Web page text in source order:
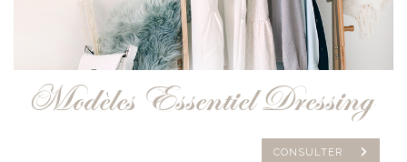
Modèles Essentiel Dressing
CONSULTER